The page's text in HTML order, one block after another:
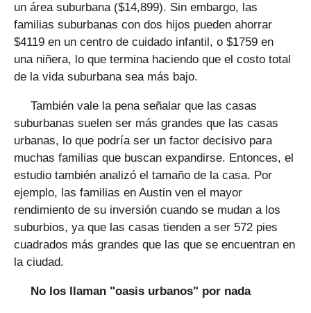
un área suburbana ($14,899). Sin embargo, las
familias suburbanas con dos hijos pueden ahorrar
$4119 en un centro de cuidado infantil, o $1759 en
una niñera, lo que termina haciendo que el costo total
de la vida suburbana sea más bajo.
También vale la pena señalar que las casas
suburbanas suelen ser más grandes que las casas
urbanas, lo que podría ser un factor decisivo para
muchas familias que buscan expandirse. Entonces, el
estudio también analizó el tamaño de la casa. Por
ejemplo, las familias en Austin ven el mayor
rendimiento de su inversión cuando se mudan a los
suburbios, ya que las casas tienden a ser 572 pies
cuadrados más grandes que las que se encuentran en
la ciudad.
No los llaman "oasis urbanos" por nada